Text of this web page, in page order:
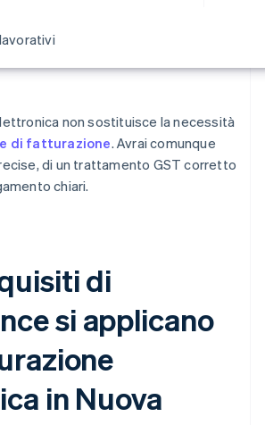
non sostituisce la necessità
di fatturazione. Avrai comunque
di un trattamento GST corretto
chiari.
di
si applicano
in Nuova